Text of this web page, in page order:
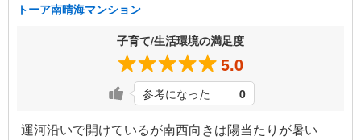
トーア南晴海マンション
子育て/生活環境の満足度
5.0
参考になった 0
運河沿いで開けているが南西向きは陽当たりが暑い